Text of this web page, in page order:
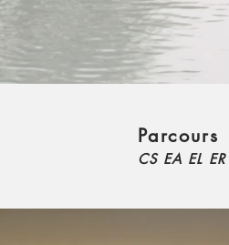
Parcours
CS EA EL